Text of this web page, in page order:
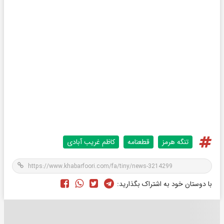
تنگه هرمز قطعنامه‌ کاظم غریب آبادی
با دوستان خود به اشتراک بگذارید: